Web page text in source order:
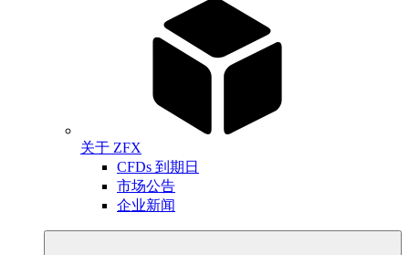
关于 ZFX
CFDs 到期日
市场公告
企业新闻